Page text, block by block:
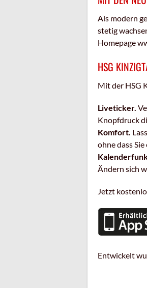
Als modern
stetig
Homepage
HSG
Mit der HSG
Liveticker.
Knopfdruck
Komfort.
ohne dass
Ändern sich
Jetzt
Entwickelt